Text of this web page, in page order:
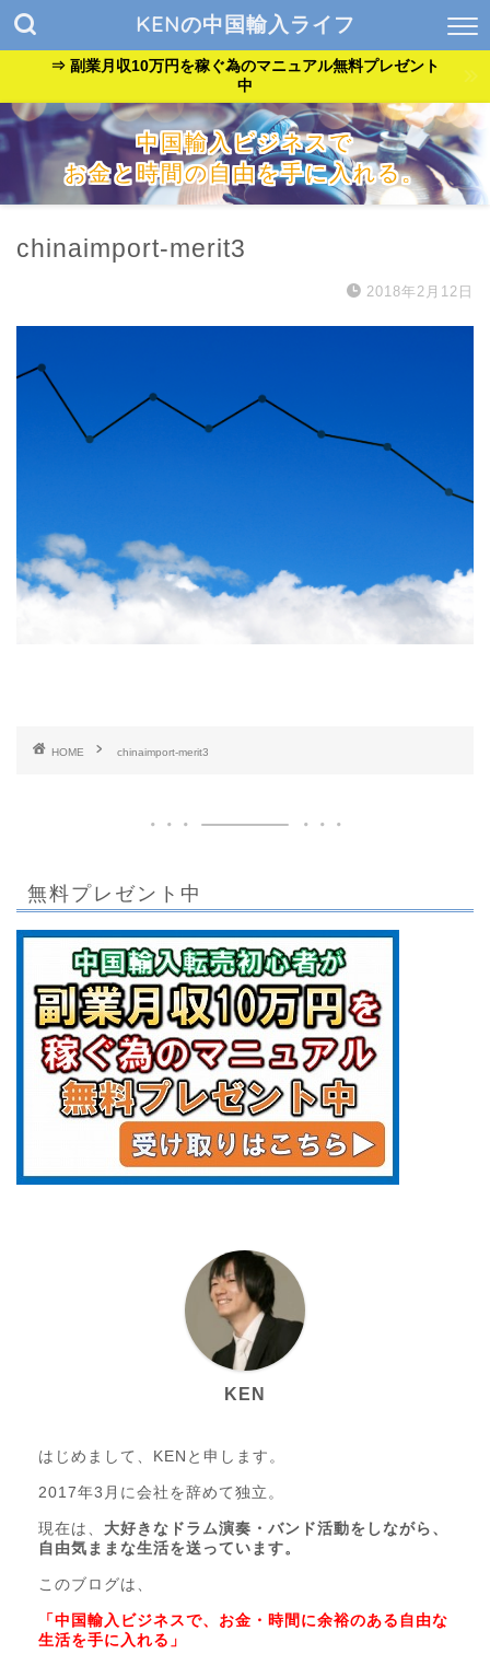
KENの中国輸入ライフ
⇒ 副業月収10万円を稼ぐ為のマニュアル無料プレゼント
中
中国輸入ビジネスで
お金と時間の自由を手に入れる。
た方法を公開中。
chinaimport-merit3
2018年2月12日
HOME chinaimport-merit3
無料プレゼント中
KEN
はじめまして、KENと申します。
2017年3月に会社を辞めて独立。
現在は、 大好きなドラム演奏・バンド活動をしながら、
自由気ままな生活を送っています。
このブログは、
「中国輸入ビジネスで、お金・時間に余裕のある自由な
生活を手に入れる」